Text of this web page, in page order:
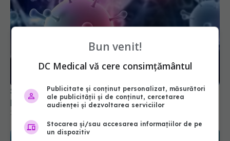
S-au descoperit inflamaţii și umflături în creier la
persoanele cu long-COVID
Bun venit!
DC Medical vă cere consimțământul
Publicitate și conținut personalizat, măsurători
ale publicității și de conținut, cercetarea
audienței și dezvoltarea serviciilor
Stocarea și/sau accesarea informațiilor de pe
un dispozitiv